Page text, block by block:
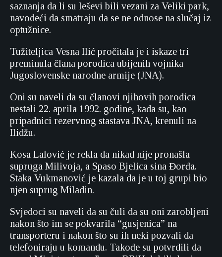
saznanja da li su leševi bili vezani za Veliki park,
navodeći da smatraju da se ne odnose na slučaj iz
optužnice.
Tužiteljica Vesna Ilić pročitala je i iskaze tri
preminula člana porodica ubijenih vojnika
Jugoslovenske narodne armije (JNA).
Oni su naveli da su članovi njihovih porodica
nestali 22. aprila 1992. godine, kada su, kao
pripadnici rezervnog stastava JNA, krenuli na
Ilidžu.
Kosa Lalović je rekla da nikad nije pronašla
supruga Milivoja, a Spaso Bjelica sina Đorđa.
Staka Vukmanović je kazala da je u toj grupi bio
njen suprug Miladin.
Svjedoci su naveli da su čuli da su oni zarobljeni
nakon što im se pokvarila “gusjenica” na
transporteru i nakon što su ih neki pozvali da
telefoniraju u komandu. Takođe su potvrdili da